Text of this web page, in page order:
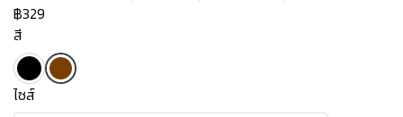
฿329
สี
ไซส์